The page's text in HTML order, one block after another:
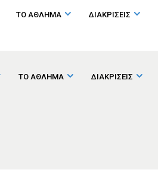
ΤΟ ΑΘΛΗΜΑ ΔΙΑΚΡΙΣΕΙΣ
ΤΟ ΑΘΛΗΜΑ ΔΙΑΚΡΙΣΕΙΣ